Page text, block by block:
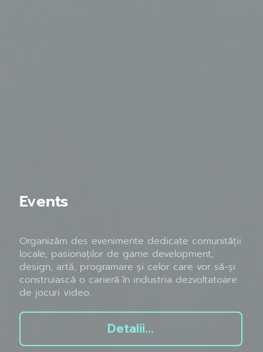
Events
Organizăm des evenimente dedicate comunității
locale, pasionaților de game development,
design, artă, programare și celor care vor să-și
construiască o carieră în industria dezvoltatoare
de jocuri video.
Detalii...